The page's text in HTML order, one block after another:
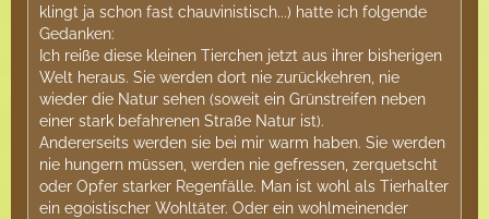
klingt ja schon fast chauvinistisch...) hatte ich folgende
Gedanken:
Ich reiße diese kleinen Tierchen jetzt aus ihrer bisherigen
Welt heraus. Sie werden dort nie zurückkehren, nie
wieder die Natur sehen (soweit ein Grünstreifen neben
einer stark befahrenen Straße Natur ist).
Andererseits werden sie bei mir warm haben. Sie werden
nie hungern müssen, werden nie gefressen, zerquetscht
oder Opfer starker Regenfälle. Man ist wohl als Tierhalter
ein egoistischer Wohltäter. Oder ein wohlmeinender